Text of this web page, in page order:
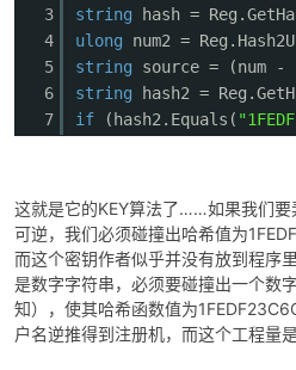
3
4
5
6
7
string
hash =
ulong
num2 =
string
source =
string
hash2 =
if
(hash2.Equals(
这就是它的KEY算法了……如果我们
可逆，我们必须碰撞出哈希值为
而这个密钥作者似乎并没有放到程序
是数字字符串，必须要碰撞出一个数
知），使其哈希函数值为
户名逆推得到注册机，而这个工程量